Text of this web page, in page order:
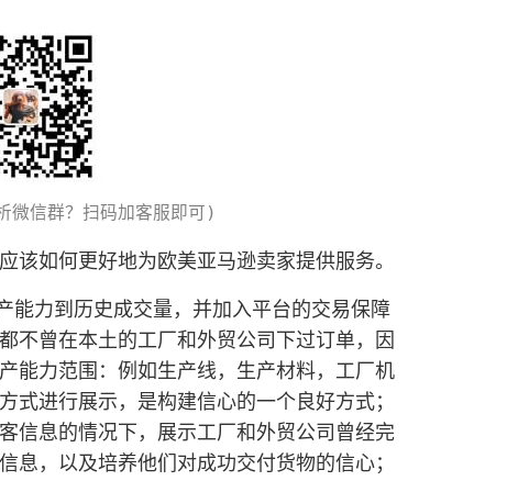
该如何更好地为欧美亚马逊卖家提供服务。
能力到历史成交量，并加入平台的交易保障
不曾在本土的工厂和外贸公司下过订单，因
能力范围：例如生产线，生产材料，工厂机
式进行展示，是构建信心的一个良好方式；
信息的情况下，展示工厂和外贸公司曾经完
息，以及培养他们对成功交付货物的信心；